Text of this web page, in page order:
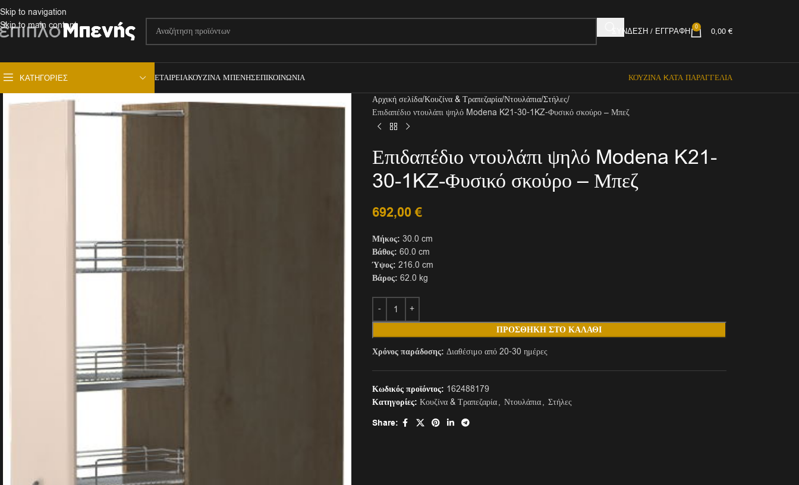
Skip to navigation
Skip to main content
ΣΎΝΔΕΣΗ / ΕΓΓΡΑΦΉ 0 0,00 €
ΚΑΤΗΓΟΡΊΕΣ ΕΤΑΙΡΕΊΑΚΟΥΖΊΝΑ ΜΠΕΝΉΣΕΠΙΚΟΙΝΩΝΊΑ ΚΟΥΖΊΝΑ KΑΤΆ ΠΑΡΑΓΓΕΛΊΑ
Αρχική σελίδα Κουζίνα & Τραπεζαρία Ντουλάπια Στήλες
Επιδαπέδιο ντουλάπι ψηλό Modena K21-30-1KZ-Φυσικό σκούρο – Μπεζ
Επιδαπέδιο ντουλάπι ψηλό Modena K21-
30-1KZ-Φυσικό σκούρο – Μπεζ
692,00€
Μήκος: 30.0 cm
Βάθος: 60.0 cm
Ύψος: 216.0 cm
Βάρος: 62.0 kg
ΠΡΟΣΘΉΚΗ ΣΤΟ ΚΑΛΆΘΙ
Χρόνος παράδοσης: Διαθέσιμο από 20-30 ημέρες
Κωδικός προϊόντος: 162488179
Κατηγορίες: Κουζίνα & Τραπεζαρία, Ντουλάπια, Στήλες
Share: